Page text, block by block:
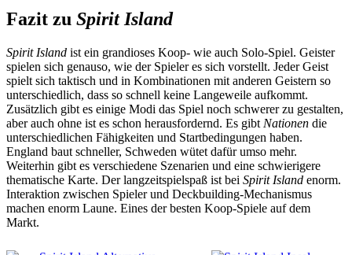
Fazit zu Spirit Island
Spirit Island ist ein grandioses Koop- wie auch Solo-Spiel. Geister
spielen sich genauso, wie der Spieler es sich vorstellt. Jeder Geist
spielt sich taktisch und in Kombinationen mit anderen Geistern so
unterschiedlich, dass so schnell keine Langeweile aufkommt.
Zusätzlich gibt es einige Modi das Spiel noch schwerer zu gestalten,
aber auch ohne ist es schon herausfordernd. Es gibt Nationen die
unterschiedlichen Fähigkeiten und Startbedingungen haben.
England baut schneller, Schweden wütet dafür umso mehr.
Weiterhin gibt es verschiedene Szenarien und eine schwierigere
thematische Karte. Der langzeitspielspaß ist bei Spirit Island enorm.
Interaktion zwischen Spieler und Deckbuilding-Mechanismus
machen enorm Laune. Eines der besten Koop-Spiele auf dem
Markt.